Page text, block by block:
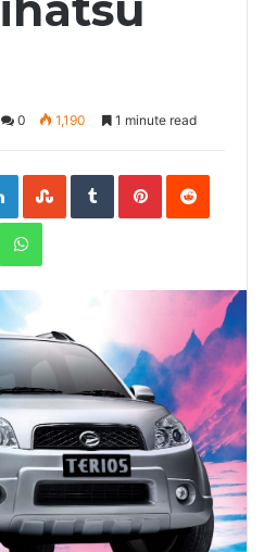
0 1,190 1 minute read
LinkedInStumbleUpon
TumblrPinterestReddit
WhatsApp